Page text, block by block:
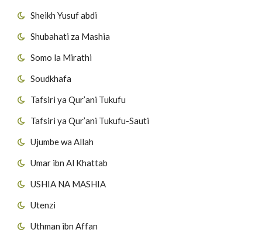
Sheikh Yusuf abdi
Shubahati za Mashia
Somo la Mirathi
Soudkhafa
Tafsiri ya Qur’ani Tukufu
Tafsiri ya Qur’ani Tukufu-Sauti
Ujumbe wa Allah
Umar ibn Al Khattab
USHIA NA MASHIA
Utenzi
Uthman ibn Affan